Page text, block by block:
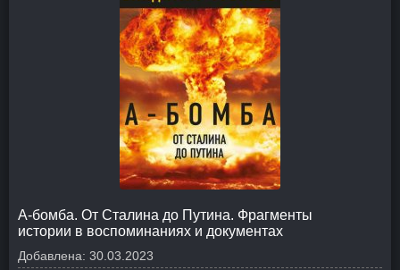
А-бомба. От Сталина до Путина. Фрагменты
истории в воспоминаниях и документах
Добавлена: 30.03.2023